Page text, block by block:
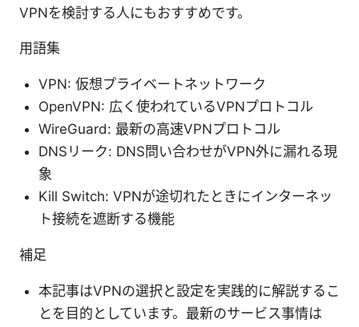
VPNを検討する人にもおすすめです。
用語集
VPN: 仮想プライベートネットワーク
OpenVPN: 広く使われているVPNプロトコル
WireGuard: 最新の高速VPNプロトコル
DNSリーク: DNS問い合わせがVPN外に漏れる現
象
Kill Switch: VPNが途切れたときにインターネッ
ト接続を遮断する機能
補足
本記事はVPNの選択と設定を実践的に解説するこ
とを目的としています。最新のサービス事情は